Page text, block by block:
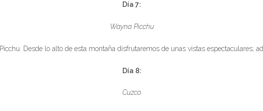
Día 7:
Wayna Picchu
Desde lo alto de esta montaña disfrutaremos de unas vistas espectaculares;
Día 8:
Cuzco